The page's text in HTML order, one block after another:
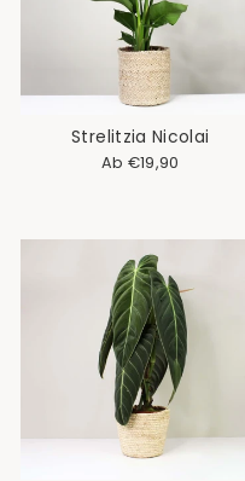
Strelitzia Nicolai
Ab €19,90